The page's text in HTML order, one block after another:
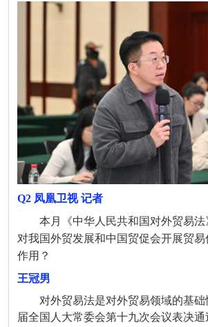
Q2 凤凰卫视记者
本月《中华人民共和国对外贸易
对我国外贸发展和中国贸促会开展贸
作用？
王冠男
对外贸易法是对外贸易领域的基
届全国人大常委会第十九次会议表决